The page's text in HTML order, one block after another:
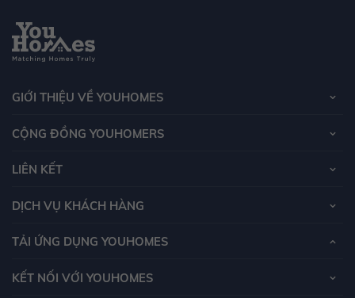
GIỚI THIỆU VỀ YOUHOMES
CỘNG ĐỒNG YOUHOMERS
LIÊN KẾT
DỊCH VỤ KHÁCH HÀNG
TẢI ỨNG DỤNG YOUHOMES
KẾT NỐI VỚI YOUHOMES